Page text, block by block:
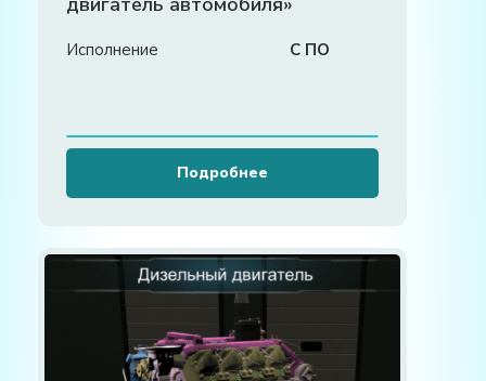
Исполнение С ПО
Подробнее